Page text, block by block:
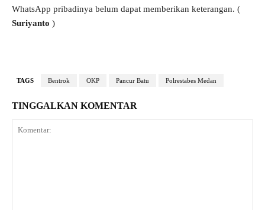
WhatsApp pribadinya belum dapat memberikan keterangan. (
Suriyanto )
TAGS Bentrok OKP Pancur Batu Polrestabes Medan
TINGGALKAN KOMENTAR